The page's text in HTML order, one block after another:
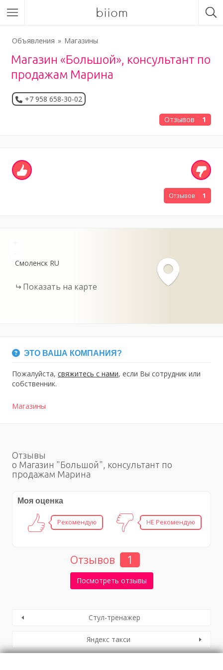
biiom
Объявления Магазины
Магазин «Большой», консультант по
продажам Марина
+7 958 658-30-02
Отзывов 1
Отзывов 1
Смоленск RU
Показать на карте
ЭТО ВАША КОМПАНИЯ?
Пожалуйста, свяжитесь с нами, если Вы сотрудник или
собственник.
Магазины
Отзывы
о Магазин "Большой", консультант по
продажам Марина
Моя оценка
Рекомендую НЕ Рекомендую
Отзывов 1
Посмотреть отзывы
Стул-тренажер
Яндекс такси